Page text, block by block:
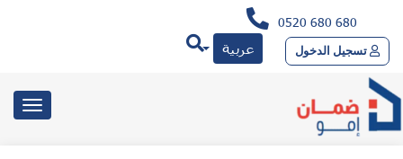
0520 680 680
تسجيل الدخول
عربية